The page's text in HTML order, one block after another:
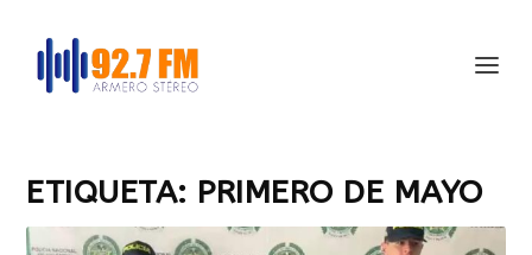
ETIQUETA: PRIMERO DE MAYO